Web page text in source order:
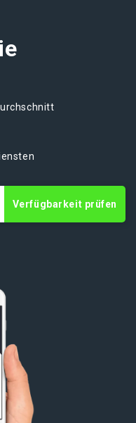
Verfügbarkeit prüfen